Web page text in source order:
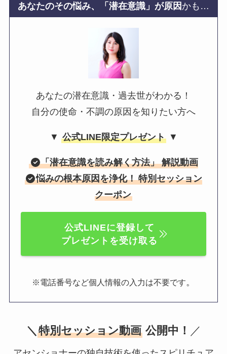
あなたのその悩み、「潜在意識」が原因 かも…
あなたの潜在意識・過去世がわかる！
自分の使命・不調の原因を知りたい方へ
▼ 公式LINE限定プレゼント▼
「潜在意識を読み解く方法」 解説動画
悩みの根本原因を浄化！ 特別セッション
クーポン
公式LINEに登録して
プレゼントを受け取る
※電話番号など個人情報の入力は不要です。
＼ 特別セッション動画公開中！ ／